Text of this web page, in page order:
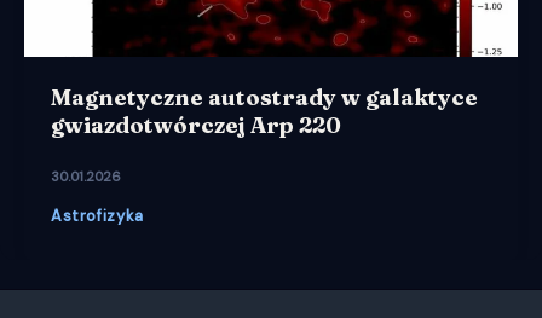
Magnetyczne autostrady w galaktyce
gwiazdotwórczej Arp 220
30.01.2026
Astrofizyka